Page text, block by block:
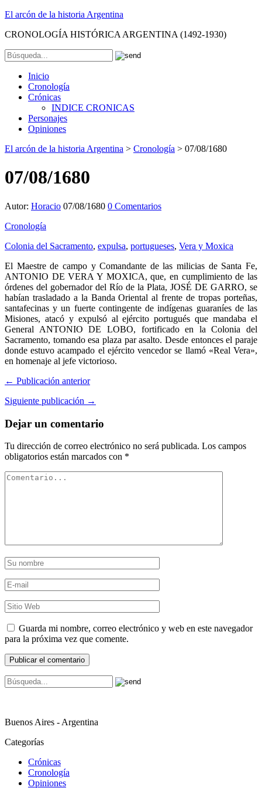
El arcón de la historia Argentina
CRONOLOGÍA HISTÓRICA ARGENTINA (1492-1930)
Inicio
Cronología
Crónicas
INDICE CRONICAS
Personajes
Opiniones
El arcón de la historia Argentina > Cronología > 07/08/1680
07/08/1680
Autor: Horacio 07/08/1680 0 Comentarios
Cronología
Colonia del Sacramento, expulsa, portugueses, Vera y Moxica
El Maestre de campo y Comandante de las milicias de Santa Fe,
ANTONIO DE VERA Y MOXICA, que, en cumplimiento de las
órdenes del gobernador del Río de la Plata, JOSÉ DE GARRO, se
habían trasladado a la Banda Oriental al frente de tropas porteñas,
santafecinas y un fuerte contingente de indígenas guaraníes de las
Misiones, atacó y expulsó al ejército portugués que mandaba el
General ANTONIO DE LOBO, fortificado en la Colonia del
Sacramento, tomando esa plaza par asalto. Desde entonces el paraje
donde estuvo acampado el ejército vencedor se llamó «Real Vera»,
en homenaje al jefe victorioso.
← Publicación anterior
Siguiente publicación →
Dejar un comentario
Tu dirección de correo electrónico no será publicada. Los campos
obligatorios están marcados con *
Guarda mi nombre, correo electrónico y web en este navegador
para la próxima vez que comente.
Buenos Aires - Argentina
Categorías
Crónicas
Cronología
Opiniones